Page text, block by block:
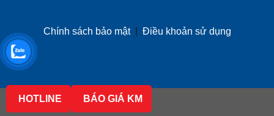
Chính sách bảo mật| Điều khoản sử dụng
HOTLINE BÁO GIÁ KM